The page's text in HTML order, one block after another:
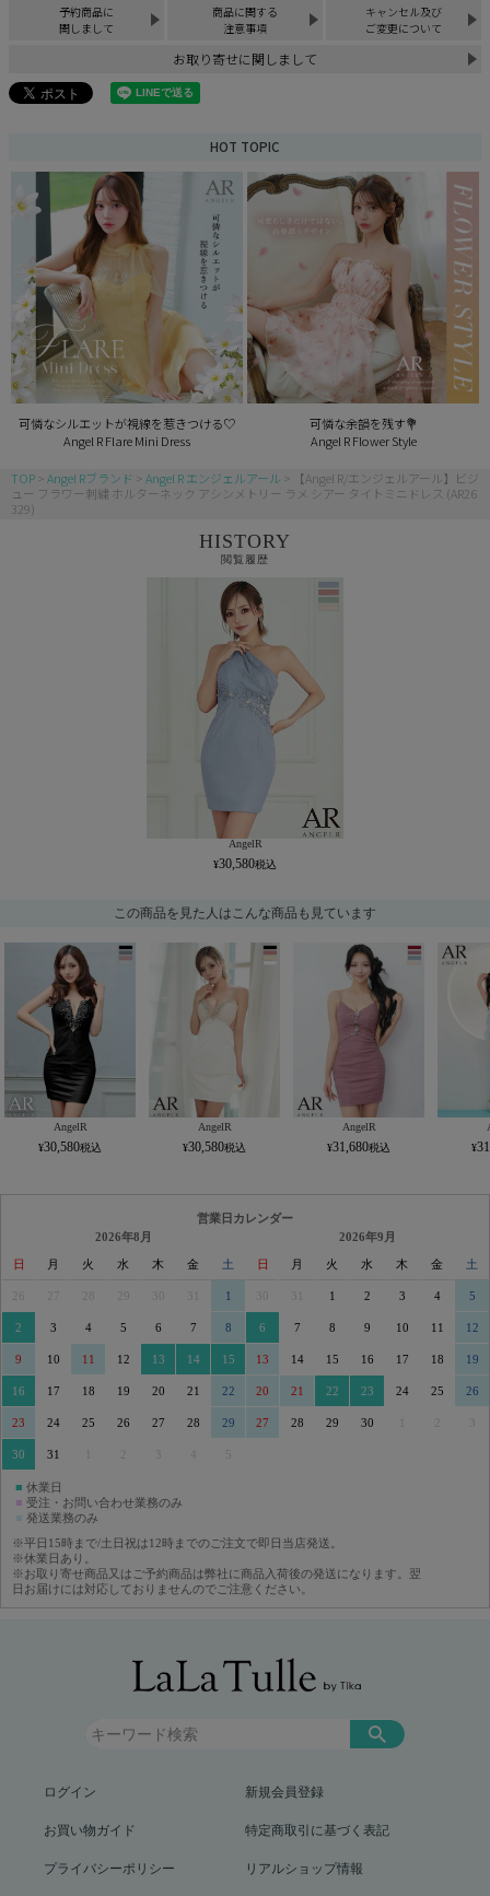
予約商品に
関しまして
商品に関する
注意事項
キャンセル及び
ご変更について
お取り寄せに関しまして
HOT TOPIC
可憐なシルエットが視線を惹きつける♡
Angel R Flare Mini Dress
可憐な余韻を残す💐
Angel R Flower Style
TOP Angel Rブランド Angel R エンジェルアール
【Angel R/エンジェルアール】ビジ
ュー フラワー刺繍 ホルターネック アシンメトリー ラメ シアー タイトミニドレス (AR26
329)
HISTORY
閲覧履歴
AngelR
30,580
この商品を見た人はこんな商品も見ています
AngelR
30,580
AngelR
30,580
AngelR
31,680
営業日カレンダー
2026年8月
日 月 火 水 木 金 土
29 30 31 1
2 3 4 5 6 7 8
9 10 11 12 13 14 15
16 17 18 19 20 21 22
23 24 25 26 27 28 29
30 31 3 5
2026年9月
日 月 火 水 木 金 土
30 31 1 2 3 4 5
6 7 8 9 10 11 12
13 14 15 16 17 18 19
20 21 22 23 24 25 26
27 28 29 30 3
■ 休業日
■ 受注・お問い合わせ業務のみ
■ 発送業務のみ
※平日15時まで/土日祝は12時までのご注文で即日当店発送。
※休業日あり。
※お取り寄せ商品又はご予約商品は弊社に商品入荷後の発送になります。翌
日お届けには対応しておりませんのでご注意ください。
ログイン 新規会員登録
お買い物ガイド 特定商取引に基づく表記
プライバシーポリシー リアルショップ情報